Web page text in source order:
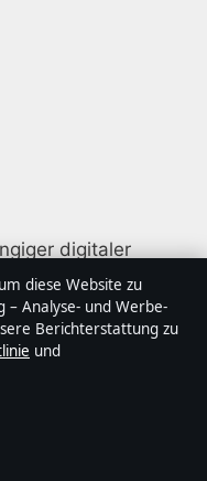
digitaler
Politik, Wirtschaft,
Jeder Artikel
Redakteur geprüft
diese Website zu
Analyse- und Werbe-
Berichterstattung zu
und